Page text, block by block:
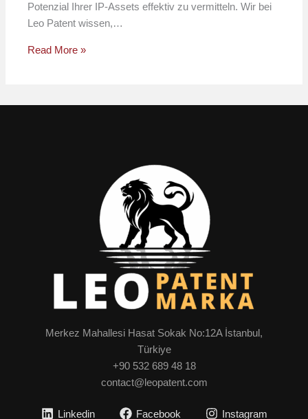
Potenzial Ihrer IP-Assets effektiv zu vermitteln. Wir bei
Leo Patent wissen,…
Read More »
Merkez Mahallesi Hasat Sokak No:12A İstanbul,
Türkiye
+90 532 689 48 18
contact@leopatent.com
Linkedin Facebook Instagram